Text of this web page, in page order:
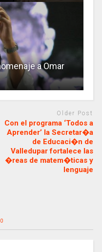
a Omar
Older Post
Con el programa ‘Todos a
Aprender’ la Secretar�a
de Educaci�n de
Valledupar fortalece las
�reas de matem�ticas y
lenguaje
0